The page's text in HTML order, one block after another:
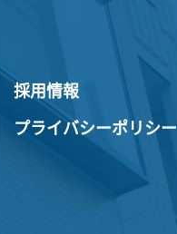
採用情報
プライバシーポリシー